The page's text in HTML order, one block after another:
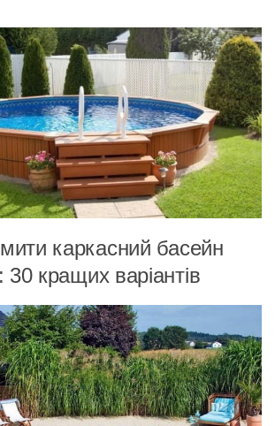
каркасний басейн
30 кращих варіантів